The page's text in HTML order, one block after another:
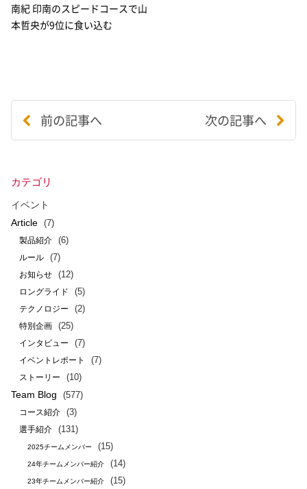
南紀 印南のスピードコースで山
本哲央が9位に食い込む
前の記事へ 次の記事へ
カテゴリ
イベント
Article
(7)
製品紹介 (6)
ルール (7)
お知らせ (12)
ロングライド (5)
テクノロジー (2)
特別企画 (25)
インタビュー (7)
イベントレポート (7)
ストーリー (10)
Team Blog (577)
コース紹介 (3)
選手紹介 (131)
2025チームメンバー (15)
24年チームメンバー紹介 (14)
23年チームメンバー紹介 (15)